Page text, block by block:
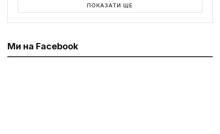
ПОКАЗАТИ ЩЕ
Ми на Facebook